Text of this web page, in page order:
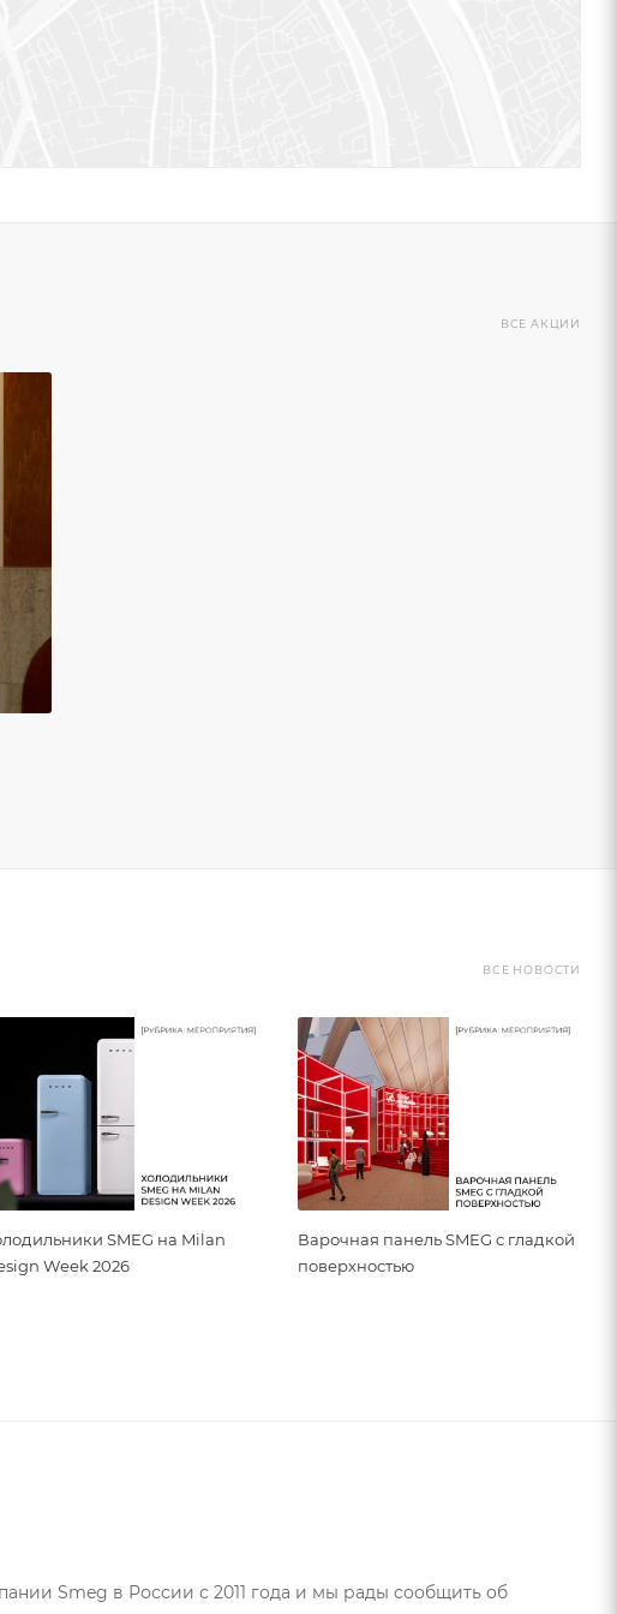
ВСЕ АКЦИИ
ВСЕ НОВОСТИ
SMEG на Milan
Week 2026
Варочная панель SMEG с гладкой
поверхностью
Smeg в России с 2011 года и мы рады сообщить об